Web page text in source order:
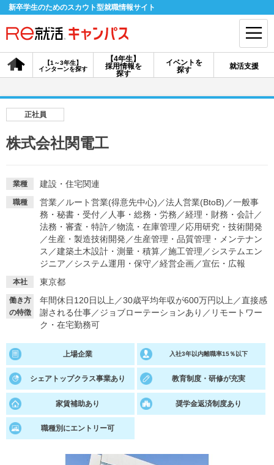
新卒学生のためのスカウト型就職情報サイト
【4年生】
採用情報を
探す
【1～3年生】
インターンを探す
イベントを
探す
就活支援
会員登録 ログイン
採用情報を探す
イベントを探す スカウト お知らせ
就活ノウハウ・サポート
就活支援
就活ノウハウが満載！
就活コラム
お役立ち記事・相談室など
適職診断
あなたに合う仕事を診断！
就活チャンネル
動画で対策講座をチェック
就活時事ニュースを更新 不明点があればこちら
正社員
株式会社関電工
業種 建設・住宅関連
職種 営業／ ルート営業(得意先中心) ／法人営業(BtoB) ／一般事
務・秘書・受付／ 人事・総務・労務 ／経理・財務・会計／
法務・審査・特許／物流・在庫管理 ／応用研究・技術開発
／生産・製造技術開発 ／生産管理・品質管理・メンテナン
ス ／建築土木設計・測量・積算／施工管理 ／システムエン
ジニア ／システム運用・保守／経営企画／宣伝・広報
本社 東京都
働き方
の特徴
年間休日120日以上 ／30歳平均年収が600万円以上 ／直接感
謝される仕事／ジョブローテーションあり ／ リモートワー
ク・在宅勤務可
上場企業 入社3年以内離職率15％以下
シェアトップクラス事業あり 教育制度・研修が充実
家賃補助あり 奨学金返済制度あり
職種別にエントリー可